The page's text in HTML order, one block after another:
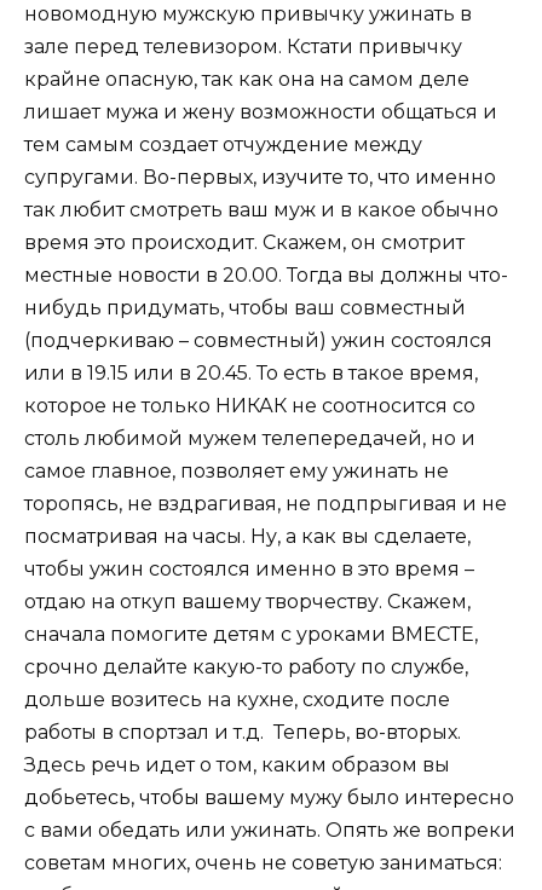
новомодную мужскую привычку ужинать в
зале перед телевизором. Кстати привычку
крайне опасную, так как она на самом деле
лишает мужа и жену возможности общаться и
тем самым создает отчуждение между
супругами. Во-первых, изучите то, что именно
так любит смотреть ваш муж и в какое обычно
время это происходит. Скажем, он смотрит
местные новости в 20.00. Тогда вы должны что-
нибудь придумать, чтобы ваш совместный
(подчеркиваю – совместный) ужин состоялся
или в 19.15 или в 20.45. То есть в такое время,
которое не только НИКАК не соотносится со
столь любимой мужем телепередачей, но и
самое главное, позволяет ему ужинать не
торопясь, не вздрагивая, не подпрыгивая и не
посматривая на часы. Ну, а как вы сделаете,
чтобы ужин состоялся именно в это время –
отдаю на откуп вашему творчеству. Скажем,
сначала помогите детям с уроками ВМЕСТЕ,
срочно делайте какую-то работу по службе,
дольше возитесь на кухне, сходите после
работы в спортзал и т.д. Теперь, во-вторых.
Здесь речь идет о том, каким образом вы
добьетесь, чтобы вашему мужу было интересно
с вами обедать или ужинать. Опять же вопреки
советам многих, очень не советую заниматься: